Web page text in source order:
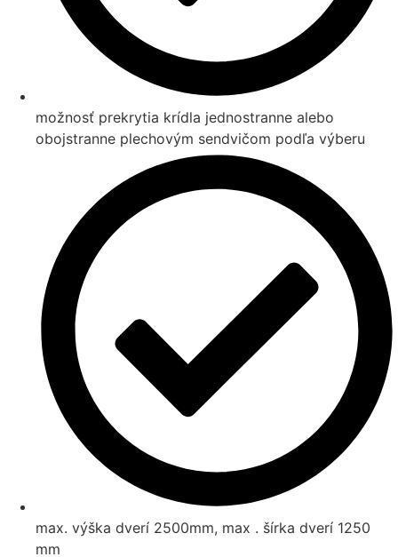
možnosť prekrytia krídla jednostranne alebo
obojstranne plechovým sendvičom podľa výberu
max. výška dverí 2500mm, max . šírka dverí 1250
mm